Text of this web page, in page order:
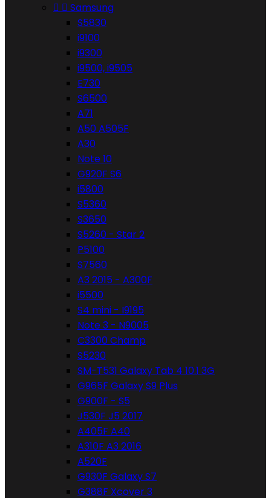
  Samsung
S5830
i9100
i9300
i9500, i9505
E730
S6500
A71
A50 A505F
A30
Note 10
G920F S6
i5800
S5360
S3650
S5260 - Star 2
P5100
S7560
A3 2015 - A300F
i5500
S4 mini - I9195
Note 3 - N9005
C3300 Champ
S5230
SM-T531 Galaxy Tab 4 10.1 3G
G965F Galaxy S9 Plus
G900F - S5
J530F J5 2017
A405F A40
A310F A3 2016
A520F
G930F Galaxy S7
G388F Xcover 3